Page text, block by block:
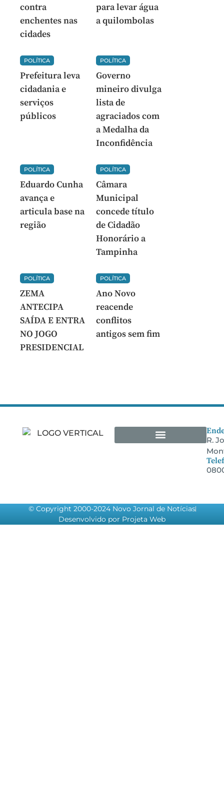
contra
enchentes nas
cidades
para levar água
a quilombolas
POLÍTICA
Prefeitura leva
cidadania e
serviços
públicos
POLÍTICA
Governo
mineiro divulga
lista de
agraciados com
a Medalha da
Inconfidência
POLÍTICA
Eduardo Cunha
avança e
articula base na
região
POLÍTICA
Câmara
Municipal
concede título
de Cidadão
Honorário a
Tampinha
POLÍTICA
ZEMA
ANTECIPA
SAÍDA E ENTRA
NO JOGO
PRESIDENCIAL
POLÍTICA
Ano Novo
reacende
conflitos
antigos sem fim
R.
© Copyright 2000-2024 Novo Jornal de Notícias
Desenvolvido por Projeta Web